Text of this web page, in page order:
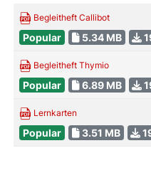
Begleitheft Callibot
Popular 5.34 MB
Begleitheft Thymio
Popular 6.89 MB
Lernkarten
Popular 3.51 MB